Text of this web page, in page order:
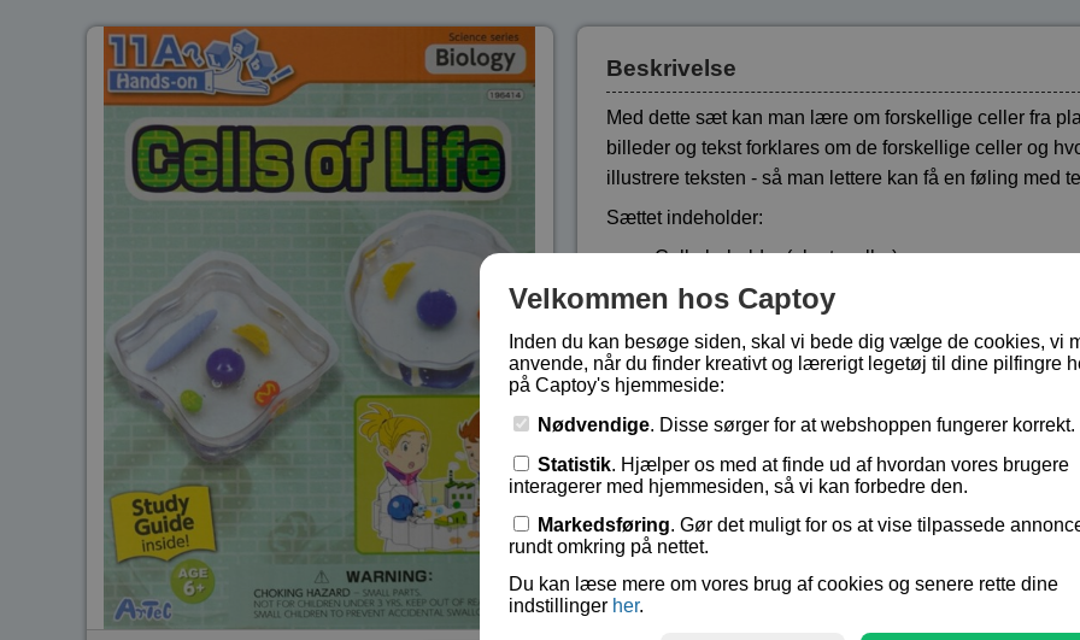
Beskrivelse
Med dette sæt kan man lære om forskellige celler fra
billeder og tekst forklares om de forskellige celler og
illustrere teksten - så man lettere kan få en føling med
Sættet indeholder:
Celle beholder (planteceller)
Celle beholder (dyreceller)
Vejledning på engelsk
samt celle dele i plastik
Celle vakuole
2 celle kerner
2 Golgi apparater
2 mitochondrier
1 chloroplast (grønkorn)
Fra 6 år og opefter.
Velkommen hos Captoy
Inden du kan besøge siden, skal vi bede dig vælge de cookies, vi
anvende, når du finder kreativt og lærerigt legetøj til dine pilfingre
på Captoy's hjemmeside:
Nødvendige. Disse sørger for at webshoppen fungerer korrekt.
Statistik. Hjælper os med at finde ud af hvordan vores brugere
interagerer med hjemmesiden, så vi kan forbedre den.
Markedsføring. Gør det muligt for os at vise tilpassede
rundt omkring på nettet.
Du kan læse mere om vores brug af cookies og senere rette dine
indstillinger her.